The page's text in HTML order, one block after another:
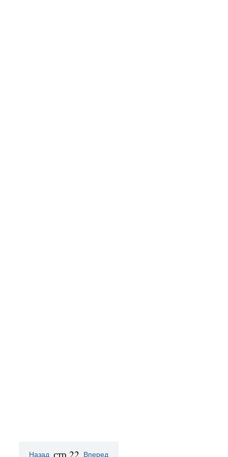
Назад стр.22 Вперед